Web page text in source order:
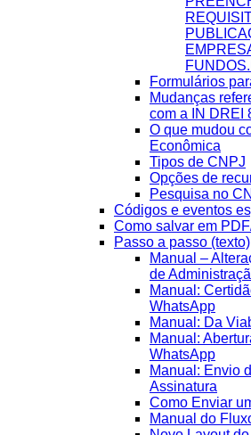
Formulários
Mudanças
com a IN DREI
O que mudou
Econômica
Tipos de CNPJ
Opções de
Pesquisa no
Códigos e eventos
Como salvar em
Passo a passo (texto)
Manual –
de
Manual:
WhatsApp
Manual: Da
Manual:
WhatsApp
Manual: Envio
Assinatura
Como Enviar
Manual do